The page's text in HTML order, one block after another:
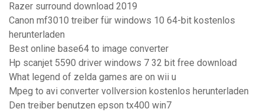
Razer surround download 2019
Canon mf3010 treiber für windows 10 64-bit kostenlos
herunterladen
Best online base64 to image converter
Hp scanjet 5590 driver windows 7 32 bit free download
What legend of zelda games are on wii u
Mpeg to avi converter vollversion kostenlos herunterladen
Den treiber benutzen epson tx400 win7